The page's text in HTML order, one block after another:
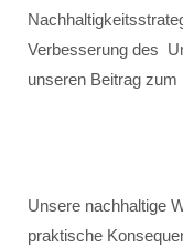
Verbesserung des
unseren Beitrag
Unsere nachhaltige
praktische